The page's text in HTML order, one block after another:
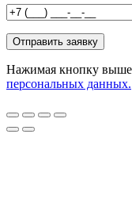
Нажимая кнопку выше,
персональных данных.